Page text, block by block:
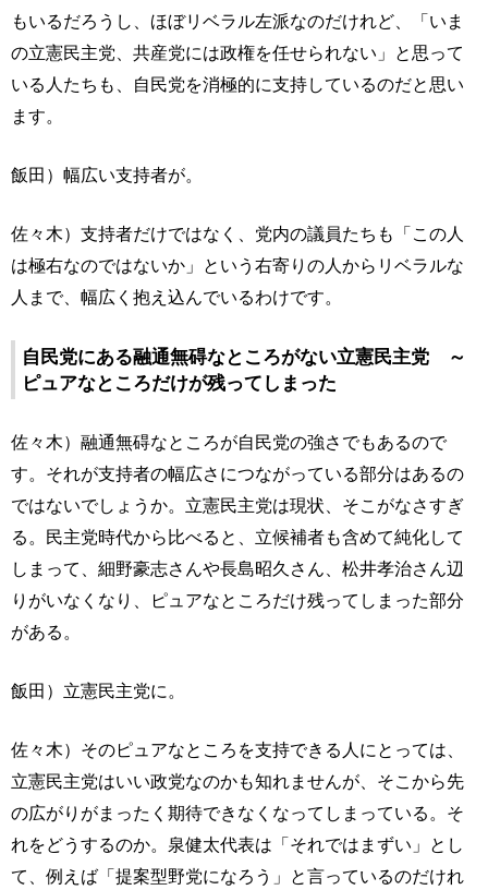
もいるだろうし、ほぼリベラル左派なのだけれど、「いま
の立憲民主党、共産党には政権を任せられない」と思って
いる人たちも、自民党を消極的に支持しているのだと思い
ます。
飯田）幅広い支持者が。
佐々木）支持者だけではなく、党内の議員たちも「この人
は極右なのではないか」という右寄りの人からリベラルな
人まで、幅広く抱え込んでいるわけです。
自民党にある融通無碍なところがない立憲民主党 ～
ピュアなところだけが残ってしまった
佐々木）融通無碍なところが自民党の強さでもあるので
す。それが支持者の幅広さにつながっている部分はあるの
ではないでしょうか。立憲民主党は現状、そこがなさすぎ
る。民主党時代から比べると、立候補者も含めて純化して
しまって、細野豪志さんや長島昭久さん、松井孝治さん辺
りがいなくなり、ピュアなところだけ残ってしまった部分
がある。
飯田）立憲民主党に。
佐々木）そのピュアなところを支持できる人にとっては、
立憲民主党はいい政党なのかも知れませんが、そこから先
の広がりがまったく期待できなくなってしまっている。そ
れをどうするのか。泉健太代表は「それではまずい」とし
て、例えば「提案型野党になろう」と言っているのだけれ